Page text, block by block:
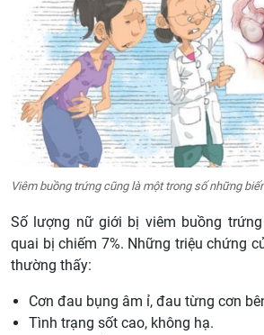
Viêm buồng trứng cũng là một trong số những
Số lượng nữ giới bị viêm buồng
quai bị chiếm 7%. Những triệu chứng
thường thấy:
Cơn đau bụng âm ỉ, đau từng cơn
Tình trạng sốt cao, không hạ.